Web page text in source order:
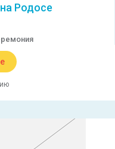
Родосе